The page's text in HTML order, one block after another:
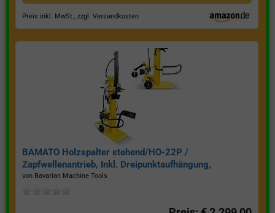
Preis inkl. MwSt., zzgl. Versandkosten
BAMATO Holzspalter stehend/HO-22P /
Zapfwellenantrieb, Inkl. Dreipunktaufhängung,
Spaltkraft 22 Tonnen*
von Bavarian Machine Tools